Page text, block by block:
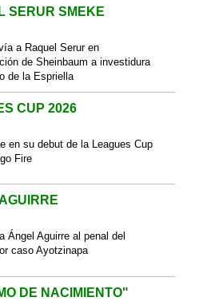
SERUR SMEKE
a Raquel Serur en
de Sheinbaum a investidura
de la Espriella
CUP 2026
en su debut de la Leagues Cup
Fire
Ángel Aguirre al penal del
caso Ayotzinapa
DE NACIMIENTO"